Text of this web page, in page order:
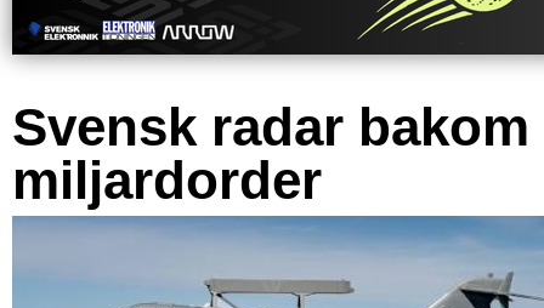
Svensk radar bakom
miljardorder